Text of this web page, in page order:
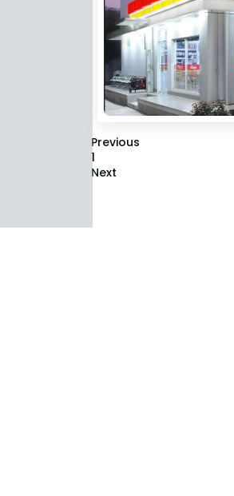
Previous
1
Next